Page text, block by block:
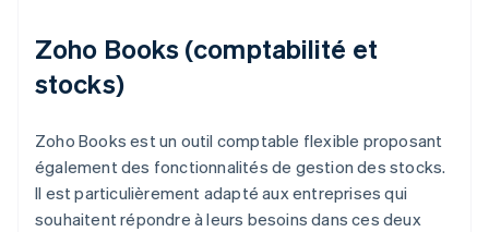
Zoho Books (comptabilité et
stocks)
Zoho Books est un outil comptable flexible proposant
également des fonctionnalités de gestion des stocks.
Il est particulièrement adapté aux entreprises qui
souhaitent répondre à leurs besoins dans ces deux